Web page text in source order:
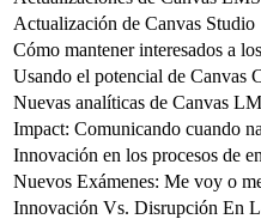
Actualización de Canvas Studio
Cómo mantener interesados a
Usando el potencial de Canvas
Nuevas analíticas de Canvas
Impact: Comunicando cuando
Innovación en los procesos de
Nuevos Exámenes: Me voy o
Innovación Vs. Disrupción En